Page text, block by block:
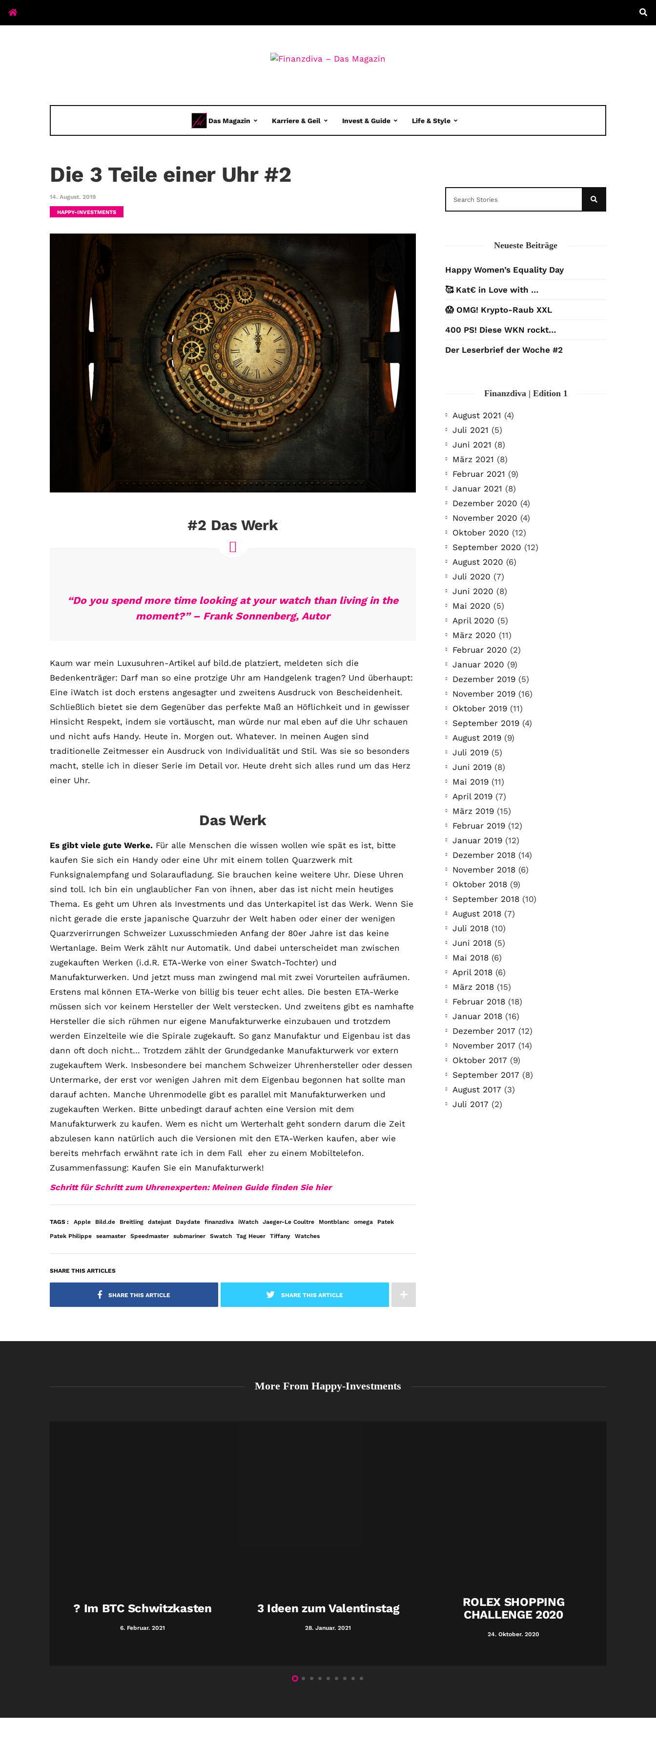
Das Magazin Karriere & Geil Invest & Guide Life & Style
Die 3 Teile einer Uhr #2
14. August. 2019
HAPPY-INVESTMENTS
#2 Das Werk
“Do you spend more time looking at your watch than living in the
moment?” – Frank Sonnenberg, Autor
Kaum war mein Luxusuhren-Artikel auf bild.de platziert, meldeten sich die
Bedenkenträger: Darf man so eine protzige Uhr am Handgelenk tragen? Und überhaupt:
Eine iWatch ist doch erstens angesagter und zweitens Ausdruck von Bescheidenheit.
Schließlich bietet sie dem Gegenüber das perfekte Maß an Höflichkeit und in gewisser
Hinsicht Respekt, indem sie vortäuscht, man würde nur mal eben auf die Uhr schauen
und nicht aufs Handy. Heute in. Morgen out. Whatever. In meinen Augen sind
traditionelle Zeitmesser ein Ausdruck von Individualität und Stil. Was sie so besonders
macht, stelle ich in dieser Serie im Detail vor. Heute dreht sich alles rund um das Herz
einer Uhr.
Das Werk
Es gibt viele gute Werke. Für alle Menschen die wissen wollen wie spät es ist, bitte
kaufen Sie sich ein Handy oder eine Uhr mit einem tollen Quarzwerk mit
Funksignalempfang und Solaraufladung. Sie brauchen keine weitere Uhr. Diese Uhren
sind toll. Ich bin ein unglaublicher Fan von ihnen, aber das ist nicht mein heutiges
Thema. Es geht um Uhren als Investments und das Unterkapitel ist das Werk. Wenn Sie
nicht gerade die erste japanische Quarzuhr der Welt haben oder einer der wenigen
Quarzverirrungen Schweizer Luxusschmieden Anfang der 80er Jahre ist das keine
Wertanlage. Beim Werk zählt nur Automatik. Und dabei unterscheidet man zwischen
zugekauften Werken (i.d.R. ETA-Werke von einer Swatch-Tochter) und
Manufakturwerken. Und jetzt muss man zwingend mal mit zwei Vorurteilen aufräumen.
Erstens mal können ETA-Werke von billig bis teuer echt alles. Die besten ETA-Werke
müssen sich vor keinem Hersteller der Welt verstecken. Und zweitens gibt es namhafte
Hersteller die sich rühmen nur eigene Manufakturwerke einzubauen und trotzdem
werden Einzelteile wie die Spirale zugekauft. So ganz Manufaktur und Eigenbau ist das
dann oft doch nicht… Trotzdem zählt der Grundgedanke Manufakturwerk vor extern
zugekauftem Werk. Insbesondere bei manchem Schweizer Uhrenhersteller oder dessen
Untermarke, der erst vor wenigen Jahren mit dem Eigenbau begonnen hat sollte man
darauf achten. Manche Uhrenmodelle gibt es parallel mit Manufakturwerken und
zugekauften Werken. Bitte unbedingt darauf achten eine Version mit dem
Manufakturwerk zu kaufen. Wem es nicht um Werterhalt geht sondern darum die Zeit
abzulesen kann natürlich auch die Versionen mit den ETA-Werken kaufen, aber wie
bereits mehrfach erwähnt rate ich in dem Fall eher zu einem Mobiltelefon.
Zusammenfassung: Kaufen Sie ein Manufakturwerk!
Schritt für Schritt zum Uhrenexperten: Meinen Guide finden Sie hier
TAGS : Apple Bild.de Breitling datejust Daydate finanzdiva iWatch Jaeger-Le Coultre Montblanc omega Patek
Patek Philippe seamaster Speedmaster submariner Swatch Tag Heuer Tiffany Watches
SHARE THIS ARTICLES
SHARE THIS ARTICLE SHARE THIS ARTICLE
Neueste Beiträge
Happy Women’s Equality Day
🥰 Kat€ in Love with …
😱 OMG! Krypto-Raub XXL
400 PS! Diese WKN rockt…
Der Leserbrief der Woche #2
Finanzdiva | Edition 1
August 2021 (4)
Juli 2021 (5)
Juni 2021 (8)
März 2021 (8)
Februar 2021 (9)
Januar 2021 (8)
Dezember 2020 (4)
November 2020 (4)
Oktober 2020 (12)
September 2020 (12)
August 2020 (6)
Juli 2020 (7)
Juni 2020 (8)
Mai 2020 (5)
April 2020 (5)
März 2020 (11)
Februar 2020 (2)
Januar 2020 (9)
Dezember 2019 (5)
November 2019 (16)
Oktober 2019 (11)
September 2019 (4)
August 2019 (9)
Juli 2019 (5)
Juni 2019 (8)
Mai 2019 (11)
April 2019 (7)
März 2019 (15)
Februar 2019 (12)
Januar 2019 (12)
Dezember 2018 (14)
November 2018 (6)
Oktober 2018 (9)
September 2018 (10)
August 2018 (7)
Juli 2018 (10)
Juni 2018 (5)
Mai 2018 (6)
April 2018 (6)
März 2018 (15)
Februar 2018 (18)
Januar 2018 (16)
Dezember 2017 (12)
November 2017 (14)
Oktober 2017 (9)
September 2017 (8)
August 2017 (3)
Juli 2017 (2)
More From Happy-Investments
? Im BTC Schwitzkasten
6. Februar. 2021
3 Ideen zum Valentinstag
28. Januar. 2021
ROLEX SHOPPING
CHALLENGE 2020
24. Oktober. 2020
COMMUNITY
Der Leserbrief der
Woche #2
Der Leserbrief der Woche Viele Leser
stellen ganz persönliche Fragen. Vielleicht
hast du auch spezielle Fragen im Kopf?